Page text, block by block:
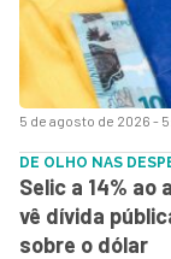
5 de agosto de 2026 -
DE OLHO NAS
Selic a 14% ao
vê dívida
sobre o dólar